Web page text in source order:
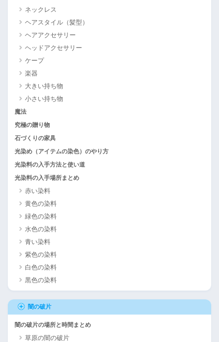
ネックレス
ヘアスタイル（髪型）
ヘアアクセサリー
ヘッドアクセサリー
ケープ
楽器
大きい持ち物
小さい持ち物
魔法
究極の贈り物
石づくりの家具
光染め（アイテムの染色）のやり方
光染料の入手方法と使い道
光染料の入手場所まとめ
赤い染料
黄色の染料
緑色の染料
水色の染料
青い染料
紫色の染料
白色の染料
黒色の染料
闇の破片
闇の破片の場所と時間まとめ
草原の闇の破片